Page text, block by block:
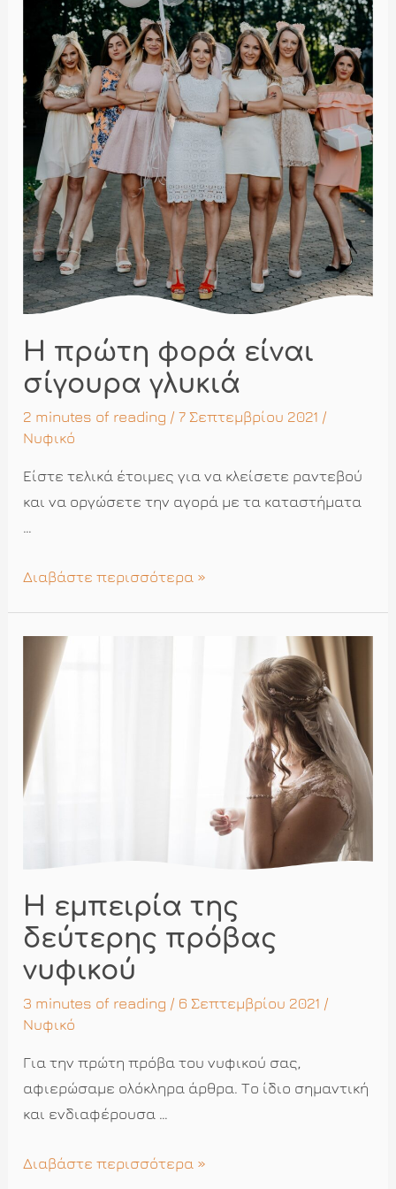
Η πρώτη φορά είναι
σίγουρα γλυκιά
2 minutes of reading / 7 Σεπτεμβρίου 2021 /
Νυφικό
Είστε τελικά έτοιμες για να κλείσετε ραντεβού
και να οργώσετε την αγορά με τα καταστήματα
…
Η
είναι
σίγουρα
γλυκιά
Διαβάστε περισσότερα »
Η εμπειρία της
δεύτερης πρόβας
νυφικού
3 minutes of reading / 6 Σεπτεμβρίου 2021 /
Νυφικό
Για την πρώτη πρόβα του νυφικού σας,
αφιερώσαμε ολόκληρα άρθρα. Το ίδιο σημαντική
και ενδιαφέρουσα …
Η
Διαβάστε περισσότερα »